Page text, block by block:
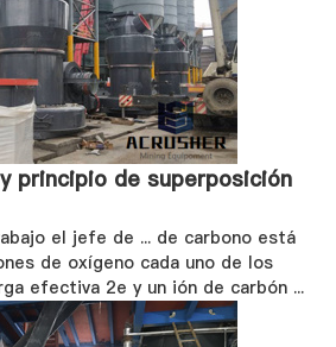
principio de superposición
el jefe de ... de carbono está
de oxígeno cada uno de los
efectiva ­2e y un ión de carbón ...